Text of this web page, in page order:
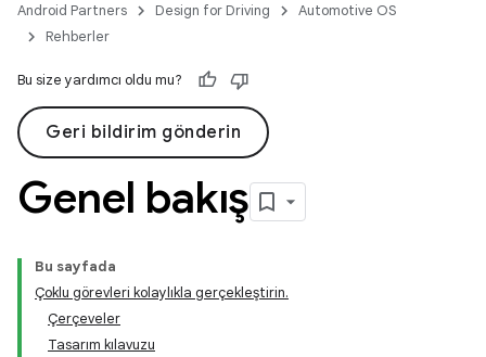
Android Partners Design for Driving
Automotive OS
Rehberler
Bu size yardımcı oldu mu?
Geri bildirim gönderin
Genel bakış
Bu sayfada
Çoklu görevleri kolaylıkla gerçekleştirin.
Çerçeveler
Tasarım kılavuzu